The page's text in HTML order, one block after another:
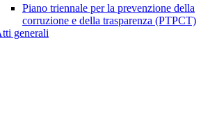
Piano triennale per la prevenzione della
corruzione e della trasparenza (PTPCT)
generali